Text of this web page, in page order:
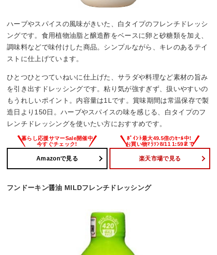
ハーブやスパイスの風味がきいた、白タイプのフレンチドレッシ
ングです。食用植物油脂と醸造酢をベースに卵と砂糖類を加え、
調味料などで味付けした商品。シンプルながら、キレのあるテイ
ストに仕上げています。
ひとつひとつていねいに仕上げた、サラダや料理など素材の旨み
を引き出すドレッシングです。粘り気が強すぎず、扱いやすいの
もうれしいポイント。内容量は1Lです。賞味期間は常温保存で製
造日より150日。ハーブやスパイスの味を感じる、白タイプのフ
レンチドレッシングを使いたい方におすすめです。
Amazonで見る 楽天市場で見る
フンドーキン醤油 MILDフレンチドレッシング